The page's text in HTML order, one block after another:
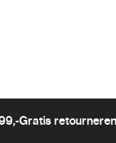
Gratis